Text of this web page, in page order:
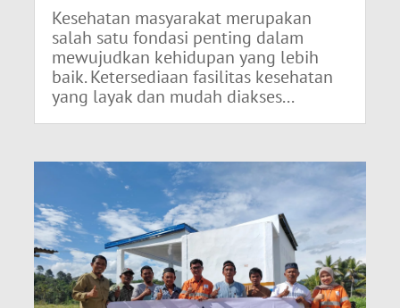
Kesehatan masyarakat merupakan
salah satu fondasi penting dalam
mewujudkan kehidupan yang lebih
baik. Ketersediaan fasilitas kesehatan
yang layak dan mudah diakses...